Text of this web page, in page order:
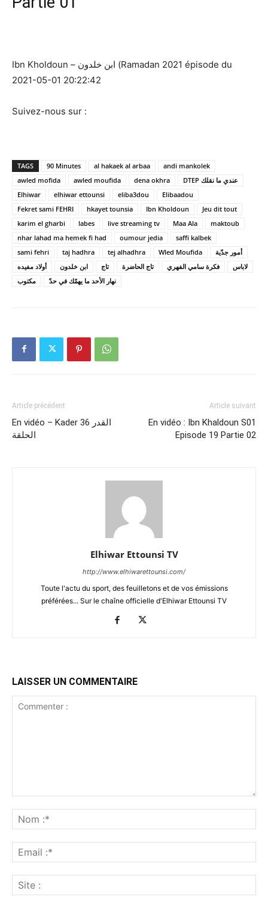
Ibn Kholdoun – ابن خلدون (Ramadan 2021 épisode du
2021-05-01 20:22:42
Suivez-nous sur :
TAGS 90 Minutes al hakaek al arbaa
andi mankolek
awled mofida
awled moufida dena okhra
DTEP عندي ما نقلك
Elhiwar
elhiwar ettounsi eliba3dou
Elibaadou
Fekret sami FEHRI
hkayet tounsia Ibn Kholdoun
Jeu dit tout
karim el gharbi
labes live streaming tv Maa Ala
maktoub
nhar lahad ma hemek fi had
oumour jedia
saffi kalbek
sami fehri
taj hadhra tej alhadhra Wled Moufida
أمور جدّية
أولاد مفيده
ابن خلدون تاج تاج الحاضرة فكرة سامي الفهري
لاباس
مكتوب
نهار الأحد ما يهمّك في حدّ
Article précédent
En vidéo – Kader 36 القدر
الحلقة
Article suivant
En vidéo : Ibn Khaldoun S01
Episode 19 Partie 02
Elhiwar Ettounsi TV
http://www.elhiwarettounsi.com/
Toute l'actu du sport, des feuilletons et de vos émissions
préférées... Sur le chaîne officielle d'Elhiwar Ettounsi TV
LAISSER UN COMMENTAIRE